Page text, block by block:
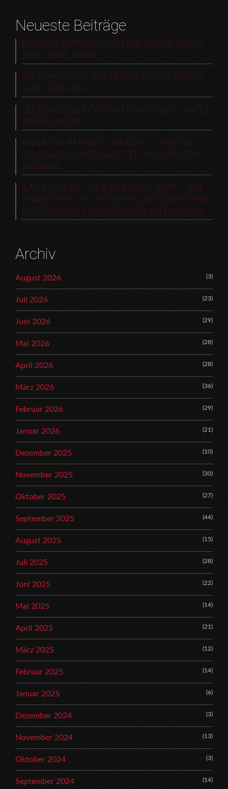
Neueste Beiträge
EBOW VERÖFFENTLICHT DIE SINGLE „CLUB
1990“ FEAT. FAYIM
MC MARS ZEIGT MIT SEINER DEBUT-SINGLE
SEIN „REAL FACE“
LEFTOVERS VERÖFFENTLICHEN NEUE SINGLE
„ERWACHSEN“
ANNA TUR REMIXES „I’M ALIVE“ – THE PAUL
OAKENFOLD AND INFECTED MUSHROOM
ANTHEM
ILAN MOREAU: „UNE DERNIÈRE NUIT“ – EIN
FRANZÖSISCHES MUSIKPROJEKT ZWISCHEN
EMOTION UND KÜNSTLICHER INTELLIGENZ
Archiv
August 2026 (3)
Juli 2026 (23)
Juni 2026 (29)
Mai 2026 (28)
April 2026 (28)
März 2026 (36)
Februar 2026 (29)
Januar 2026 (21)
Dezember 2025 (10)
November 2025 (30)
Oktober 2025 (27)
September 2025 (44)
August 2025 (15)
Juli 2025 (28)
Juni 2025 (22)
Mai 2025 (14)
April 2025 (21)
März 2025 (12)
Februar 2025 (14)
Januar 2025 (6)
Dezember 2024 (3)
November 2024 (13)
Oktober 2024 (3)
September 2024 (14)